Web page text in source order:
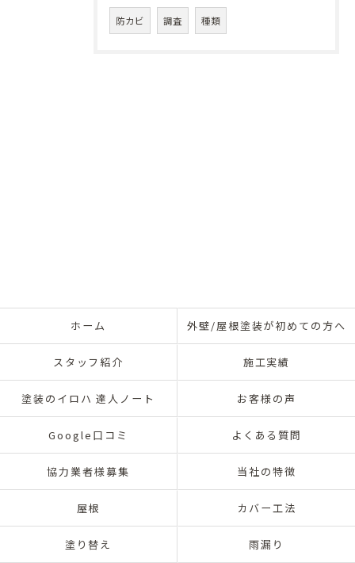
防カビ 調査 種類
ホーム 外壁/屋根塗装が初めての方へ
スタッフ紹介 施工実績
塗装のイロハ 達人ノート お客様の声
Google口コミ よくある質問
協力業者様募集 当社の特徴
屋根 カバー工法
塗り替え 雨漏り